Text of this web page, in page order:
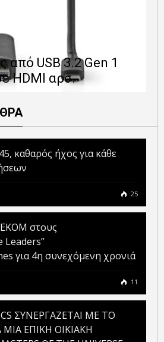
από USB 3.2 Gen 1
HDMI αρσ.
καθαρός ήχος για κάθε
25
στους
Leaders”
για 4η συνεχόμενη χρονιά
11
ΣΥΝΕΡΓΑΖΕΤΑΙ ΜΕ ΤΟ
ΜΙΑ ΕΠΙΚΗ ΟΙΚΙΑΚΗ